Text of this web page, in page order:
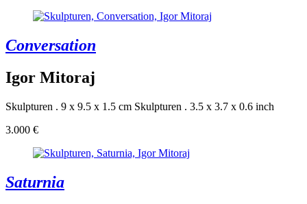
Conversation
Igor Mitoraj
Skulpturen . 9 x 9.5 x 1.5 cm Skulpturen . 3.5 x 3.7 x 0.6 inch
3.000 €
Saturnia